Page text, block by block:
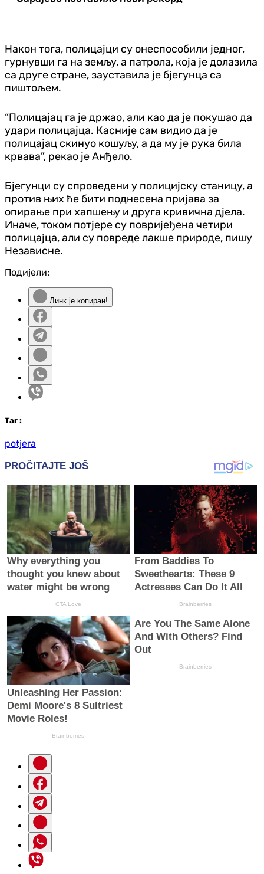
Након тога, полицајци су онеспособили једног,
гурнувши га на земљу, а патрола, која је долазила
са друге стране, зауставила је бјегунца са
пиштољем.
“Полицајац га је држао, али као да је покушао да
удари полицајца. Касније сам видио да је
полицајац скинуо кошуљу, а да му је рука била
крвава”, рекао је Анђело.
Бјегунци су спроведени у полицијску станицу, а
против њих ће бити поднесена пријава за
опирање при хапшењу и друга кривична дјела.
Иначе, током потјере су повријеђена четири
полицајца, али су повреде лакше природе, пишу
Независне.
Подијели:
Линк је копиран!
Таг :
potjera